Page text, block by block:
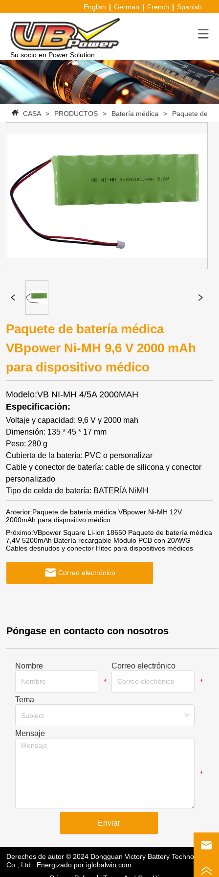
English German French Spanish
Su socio en Power Solution
CASA > PRODUCTOS > Batería médica > Paquete de
Paquete de batería médica
VBpower Ni-MH 9,6 V 2000 mAh
para dispositivo médico
Modelo:VB NI-MH 4/5A 2000MAH
Especificación:
Voltaje y capacidad: 9,6 V y 2000 mah
Dimensión: 135 * 45 * 17 mm
Peso: 280 g
Cubierta de la batería: PVC o personalizar
Cable y conector de batería: cable de silicona y conector
personalizado
Tipo de celda de batería: BATERÍA NiMH
Anterior:Paquete de batería médica VBpower Ni-MH 12V
2000mAh para dispositivo médico
Próximo:VBpower Square Li-ion 18650 Paquete de batería médica
7,4V 5200mAh Batería recargable Módulo PCB con 20AWG
Cables desnudos y conector Hitec para dispositivos médicos
Correo electrónico
Póngase en contacto con nosotros
Nombre
*
Correo electrónico
*
Tema
Subject
Mensaje
*
Enviar
Derechos de autor © 2024 Dongguan Victory Battery Technology
Co., Ltd.
Energizado por iglobalwin.com